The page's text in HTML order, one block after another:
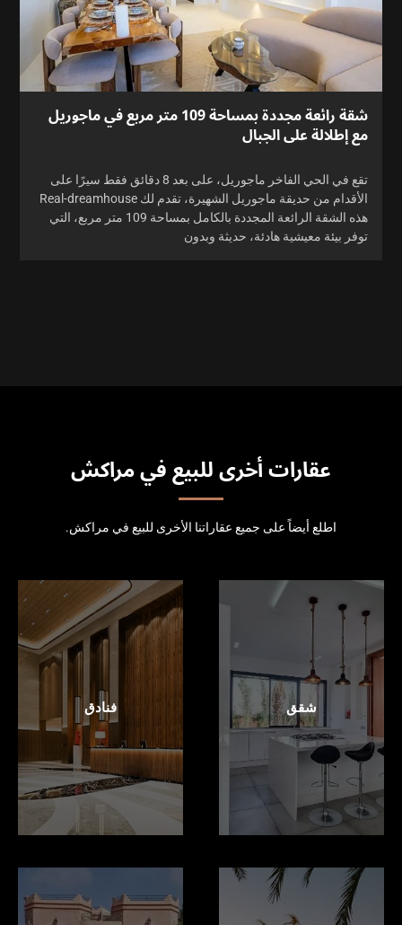
شقة رائعة مجددة بمساحة 109 متر مربع في ماجوريل
مع إطلالة على الجبال
تقع في الحي الفاخر ماجوريل، على بعد 8 دقائق فقط سيرًا على
الأقدام من حديقة ماجوريل الشهيرة، تقدم لك Real-dreamhouse
هذه الشقة الرائعة المجددة بالكامل بمساحة 109 متر مربع، التي
توفر بيئة معيشية هادئة، حديثة وبدون
عقارات أخرى للبيع في مراكش
اطلع أيضاً على جميع عقاراتنا الأخرى للبيع في مراكش.
شقق فنادق